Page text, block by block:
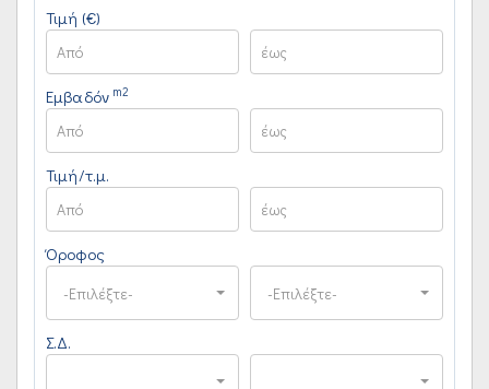
Τιμή (€)
Εμβαδόν m2
Τιμή/τ.μ.
Όροφος
-Επιλέξτε- -Επιλέξτε-
Σ.Δ.